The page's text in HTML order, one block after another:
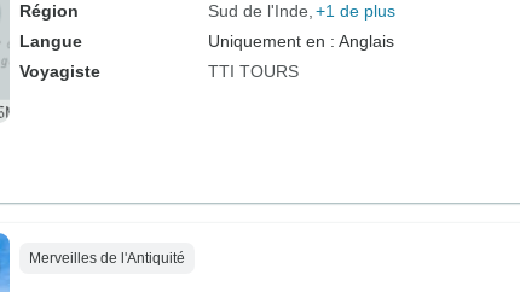
Région
Sud de l'Inde +1 de plus
Langue
Uniquement en : Anglais
Voyagiste
TTI TOURS
Merveilles de l'Antiquité